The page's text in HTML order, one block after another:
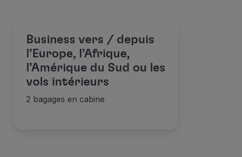
Business vers / depuis
l’Europe, l’Afrique,
l’Amérique du Sud ou les
vols intérieurs
2 bagages en cabine